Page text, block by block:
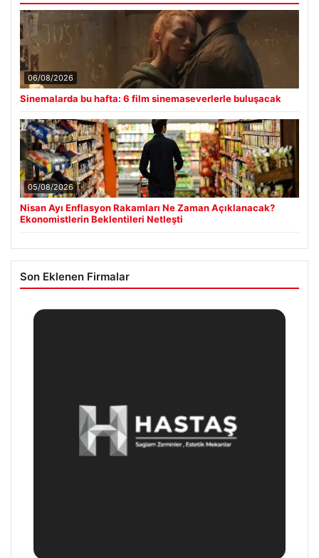
06/08/2026
Sinemalarda bu hafta: 6 film sinemaseverlerle buluşacak
05/08/2026
Nisan Ayı Enflasyon Rakamları Ne Zaman Açıklanacak?
Ekonomistlerin Beklentileri Netleşti
Son Eklenen Firmalar